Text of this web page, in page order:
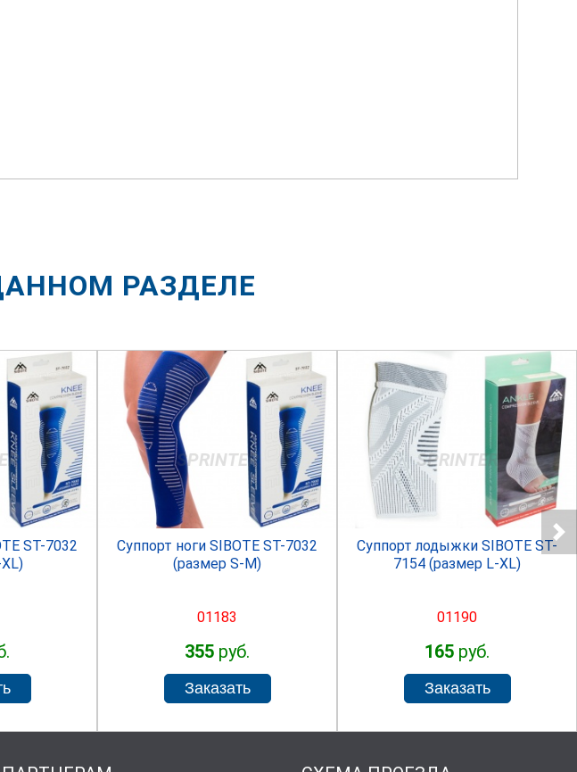
РАЗДЕЛЕ
ST-7032
SPRINTER
Суппорт ноги SIBOTE ST-7032
(размер S-M)
01183
355 руб.
SPRINTER
Суппорт лодыжки SIBOTE ST-
7154 (размер L-XL)
01190
165 руб.